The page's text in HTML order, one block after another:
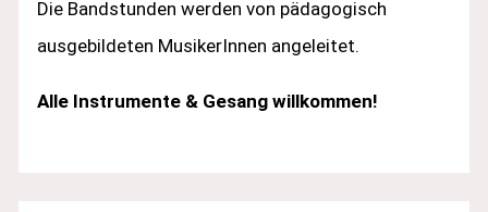
Die Bandstunden werden von pädagogisch
ausgebildeten MusikerInnen angeleitet.
Alle Instrumente & Gesang willkommen!